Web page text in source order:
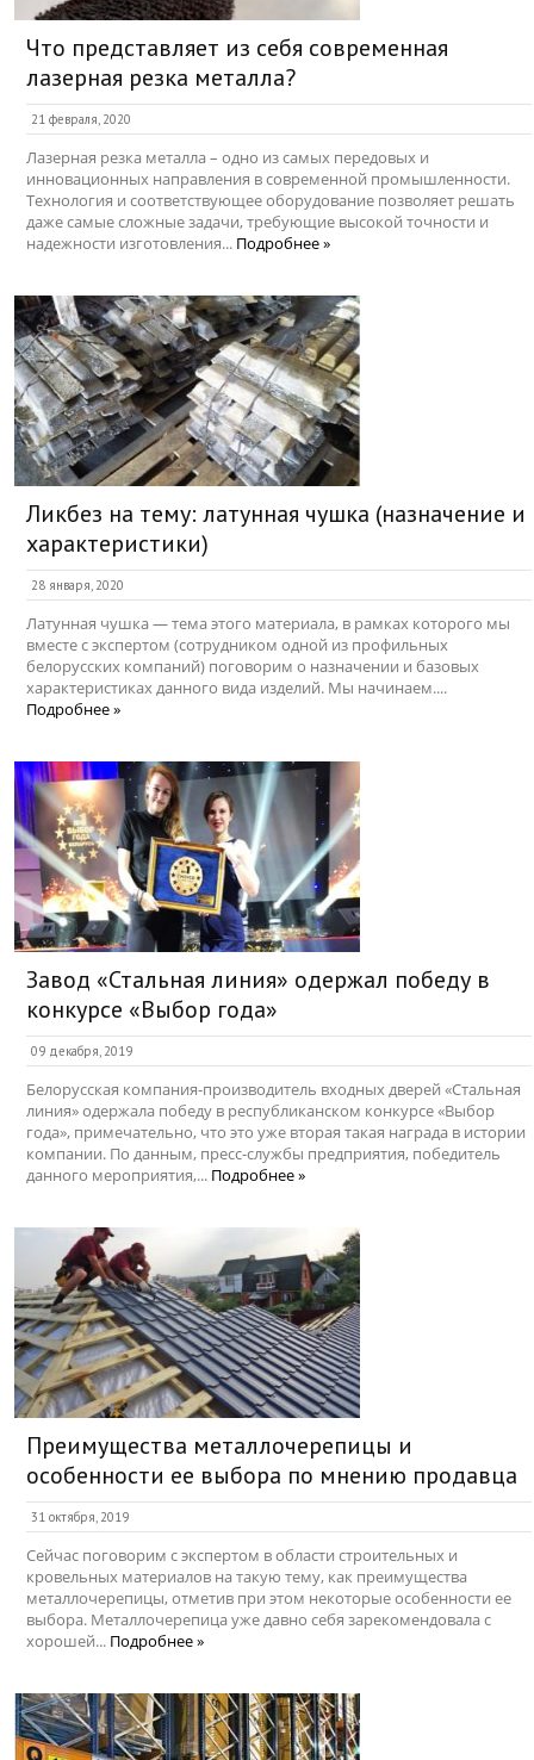
Что представляет из себя современная
лазерная резка металла?
21 февраля, 2020
Лазерная резка металла – одно из самых передовых и
инновационных направления в современной промышленности.
Технология и соответствующее оборудование позволяет решать
даже самые сложные задачи, требующие высокой точности и
надежности изготовления... Подробнее »
Ликбез на тему: латунная чушка (назначение и
характеристики)
28 января, 2020
Латунная чушка — тема этого материала, в рамках которого мы
вместе с экспертом (сотрудником одной из профильных
белорусских компаний) поговорим о назначении и базовых
характеристиках данного вида изделий. Мы начинаем....
Подробнее »
Завод «Стальная линия» одержал победу в
конкурсе «Выбор года»
09 декабря, 2019
Белорусская компания-производитель входных дверей «Стальная
линия» одержала победу в республиканском конкурсе «Выбор
года», примечательно, что это уже вторая такая награда в истории
компании. По данным, пресс-службы предприятия, победитель
данного мероприятия,... Подробнее »
Преимущества металлочерепицы и
особенности ее выбора по мнению продавца
31 октября, 2019
Сейчас поговорим с экспертом в области строительных и
кровельных материалов на такую тему, как преимущества
металлочерепицы, отметив при этом некоторые особенности ее
выбора. Металлочерепица уже давно себя зарекомендовала с
хорошей... Подробнее »